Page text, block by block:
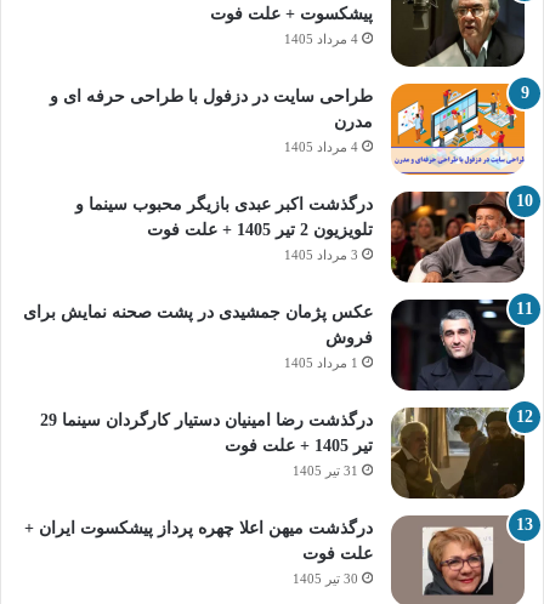
پیشکسوت + علت فوت
4 مرداد 1405
طراحی سایت در دزفول با طراحی حرفه‌ ای و
مدرن
4 مرداد 1405
درگذشت اکبر عبدی بازیگر محبوب سینما و
تلویزیون 2 تیر 1405 + علت فوت
3 مرداد 1405
عکس پژمان جمشیدی در پشت صحنه نمایش برای
فروش
1 مرداد 1405
درگذشت رضا امینیان دستیار کارگردان سینما 29
تیر 1405 + علت فوت
31 تیر 1405
درگذشت میهن اعلا چهره پرداز پیشکسوت ایران +
علت فوت
30 تیر 1405